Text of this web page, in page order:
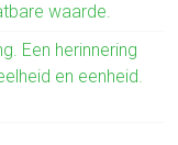
waarde.
Een herinnering
en eenheid.